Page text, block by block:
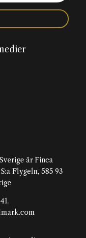
är Finca
Flygeln, 585 93